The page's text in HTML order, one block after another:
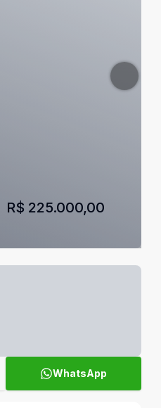
R$ 225.000,00
WhatsApp